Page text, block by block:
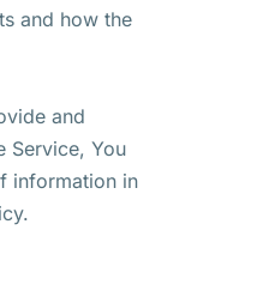
and how the
and
Service, You
information in